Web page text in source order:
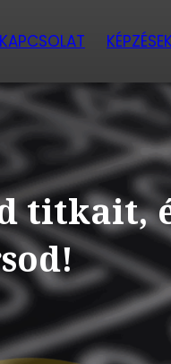
KAPCSOLAT
titkait,